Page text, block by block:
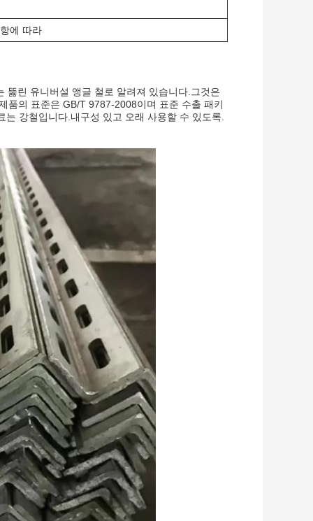
에 따라
뚫린 유니버설 앵글 철로 알려져 있습니다.그것은
품의 표준은 GB/T 9787-2008이며 표준 수출 패키
강철입니다.내구성 있고 오래 사용할 수 있도록.